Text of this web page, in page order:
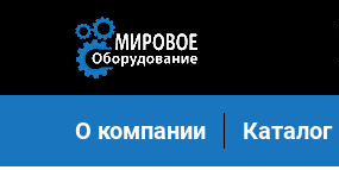
О компании Каталог